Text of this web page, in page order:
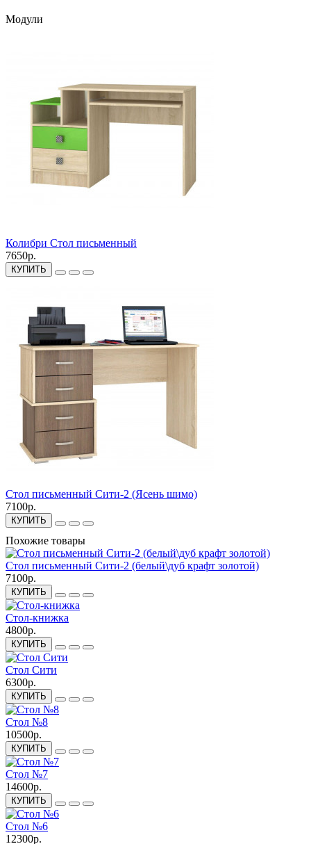
Модули
Колибри Стол письменный
7650р.
КУПИТЬ
Стол письменный Сити-2 (Ясень шимо)
7100р.
КУПИТЬ
Похожие товары
Стол письменный Сити-2 (белый\дуб крафт золотой)
7100р.
КУПИТЬ
Стол-книжка
4800р.
КУПИТЬ
Стол Сити
6300р.
КУПИТЬ
Стол №8
10500р.
КУПИТЬ
Стол №7
14600р.
КУПИТЬ
Стол №6
12300р.